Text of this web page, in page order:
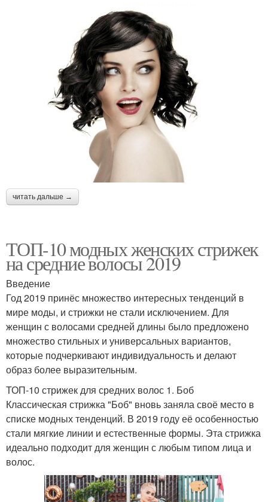
читать дальше →
ТОП-10 модных женских стрижек
на средние волосы 2019
Введение
Год 2019 принёс множество интересных тенденций в
мире моды, и стрижки не стали исключением. Для
женщин с волосами средней длины было предложено
множество стильных и универсальных вариантов,
которые подчеркивают индивидуальность и делают
образ более выразительным.
ТОП-10 стрижек для средних волос 1. Боб
Классическая стрижка "Боб" вновь заняла своё место в
списке модных тенденций. В 2019 году её особенностью
стали мягкие линии и естественные формы. Эта стрижка
идеально подходит для женщин с любым типом лица и
волос.